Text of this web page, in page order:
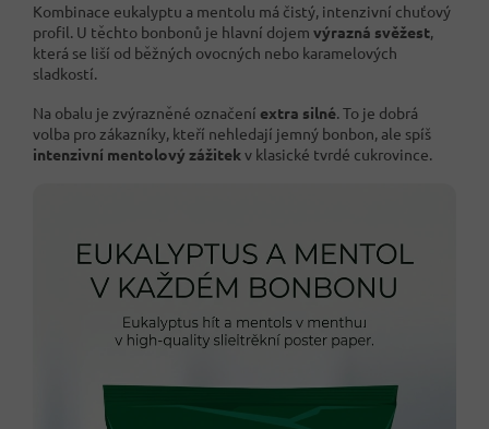
Kombinace eukalyptu a mentolu má čistý, intenzivní chuťový
profil. U těchto bonbonů je hlavní dojem výrazná svěžest,
která se liší od běžných ovocných nebo karamelových
sladkostí.
Na obalu je zvýrazněné označení extra silné. To je dobrá
volba pro zákazníky, kteří nehledají jemný bonbon, ale spíš
intenzivní mentolový zážitekv klasické tvrdé cukrovince.